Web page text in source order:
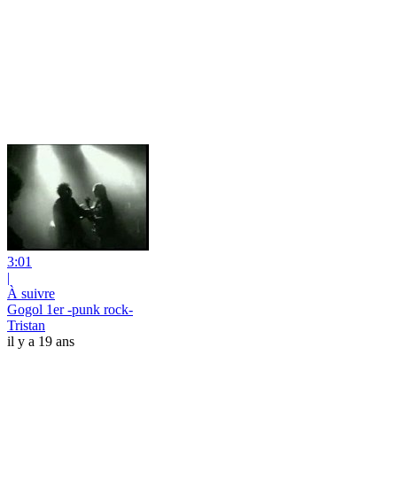
3:01
|
À suivre
Gogol 1er -punk rock-
Tristan
il y a 19 ans